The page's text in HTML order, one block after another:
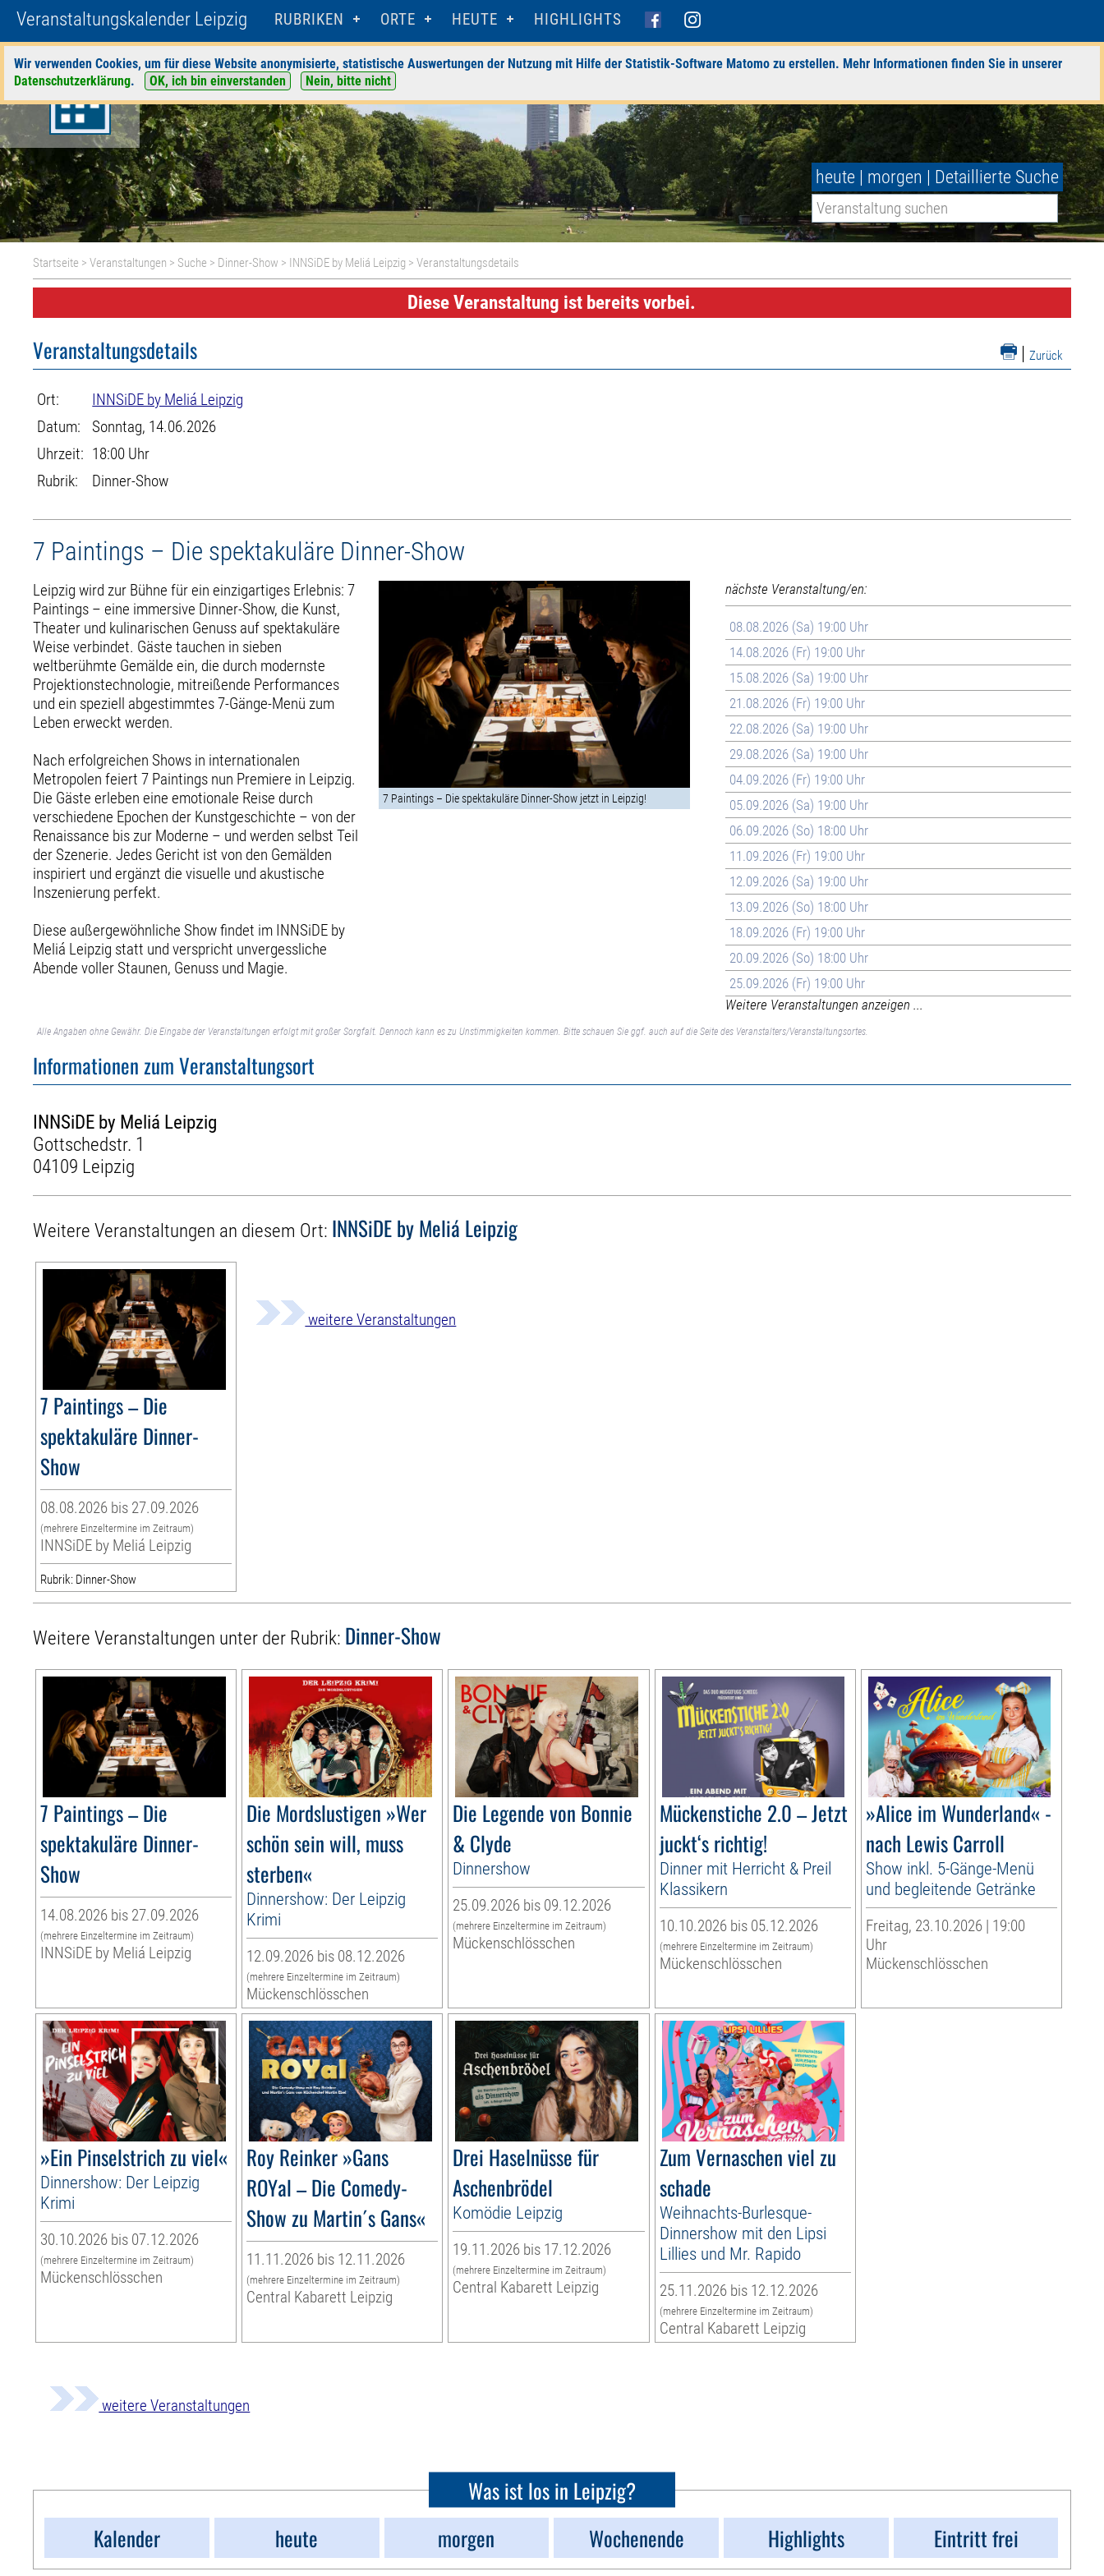
Veranstaltungskalender Leipzig RUBRIKEN ORTE HEUTE HIGHLIGHTS
Wir verwenden Cookies, um für diese Website anonymisierte, statistische Auswertungen der Nutzung mit Hilfe der Statistik-Software Matomo zu erstellen. Mehr Informationen finden Sie in unserer
Datenschutzerklärung. OK, ich bin einverstanden Nein, bitte nicht
heute | morgen | Detaillierte Suche
Startseite >Veranstaltungen > Suche > Dinner-Show > INNSiDE by Meliá Leipzig > Veranstaltungsdetails
Diese Veranstaltung ist bereits vorbei.
| Zurück
Veranstaltungsdetails
Ort:
INNSiDE by Meliá Leipzig
Datum:
Sonntag, 14.06.2026
Uhrzeit: 18:00 Uhr
Rubrik:
Dinner-Show
7 Paintings – Die spektakuläre Dinner-Show
Leipzig wird zur Bühne für ein einzigartiges Erlebnis: 7
Paintings – eine immersive Dinner-Show, die Kunst,
Theater und kulinarischen Genuss auf spektakuläre
Weise verbindet. Gäste tauchen in sieben
weltberühmte Gemälde ein, die durch modernste
Projektionstechnologie, mitreißende Performances
und ein speziell abgestimmtes 7-Gänge-Menü zum
Leben erweckt werden.
Nach erfolgreichen Shows in internationalen
Metropolen feiert 7 Paintings nun Premiere in Leipzig.
Die Gäste erleben eine emotionale Reise durch
verschiedene Epochen der Kunstgeschichte – von der
Renaissance bis zur Moderne – und werden selbst Teil
der Szenerie. Jedes Gericht ist von den Gemälden
inspiriert und ergänzt die visuelle und akustische
Inszenierung perfekt.
Diese außergewöhnliche Show findet im INNSiDE by
Meliá Leipzig statt und verspricht unvergessliche
Abende voller Staunen, Genuss und Magie.
7 Paintings – Die spektakuläre Dinner-Show jetzt in Leipzig!
nächste Veranstaltung/en:
08.08.2026 (Sa) 19:00 Uhr
14.08.2026 (Fr) 19:00 Uhr
15.08.2026 (Sa) 19:00 Uhr
21.08.2026 (Fr) 19:00 Uhr
22.08.2026 (Sa) 19:00 Uhr
29.08.2026 (Sa) 19:00 Uhr
04.09.2026 (Fr) 19:00 Uhr
05.09.2026 (Sa) 19:00 Uhr
06.09.2026 (So) 18:00 Uhr
11.09.2026 (Fr) 19:00 Uhr
12.09.2026 (Sa) 19:00 Uhr
13.09.2026 (So) 18:00 Uhr
18.09.2026 (Fr) 19:00 Uhr
20.09.2026 (So) 18:00 Uhr
25.09.2026 (Fr) 19:00 Uhr
Weitere Veranstaltungen anzeigen ...
Alle Angaben ohne Gewähr. Die Eingabe der Veranstaltungen erfolgt mit großer Sorgfalt. Dennoch kann es zu Unstimmigkeiten kommen. Bitte schauen Sie ggf. auch auf die Seite des Veranstalters/Veranstaltungsortes.
Informationen zum Veranstaltungsort
INNSiDE by Meliá Leipzig
Gottschedstr. 1
04109 Leipzig
Weitere Veranstaltungen an diesem Ort: INNSiDE by Meliá Leipzig
7 Paintings – Die
spektakuläre Dinner-
Show
08.08.2026 bis 27.09.2026
(mehrere Einzeltermine im Zeitraum)
INNSiDE by Meliá Leipzig
Rubrik: Dinner-Show
weitere Veranstaltungen
Weitere Veranstaltungen unter der Rubrik: Dinner-Show
7 Paintings – Die
spektakuläre Dinner-
Show
14.08.2026 bis 27.09.2026
(mehrere Einzeltermine im Zeitraum)
INNSiDE by Meliá Leipzig
Die Mordslustigen »Wer
schön sein will, muss
sterben«
Dinnershow: Der Leipzig
Krimi
12.09.2026 bis 08.12.2026
(mehrere Einzeltermine im Zeitraum)
Mückenschlösschen
Die Legende von Bonnie
& Clyde
Dinnershow
25.09.2026 bis 09.12.2026
(mehrere Einzeltermine im Zeitraum)
Mückenschlösschen
Mückenstiche 2.0 – Jetzt
juckt‘s richtig!
Dinner mit Herricht & Preil
Klassikern
10.10.2026 bis 05.12.2026
(mehrere Einzeltermine im Zeitraum)
Mückenschlösschen
»Alice im Wunderland« -
nach Lewis Carroll
Show inkl. 5-Gänge-Menü
und begleitende Getränke
Freitag, 23.10.2026 | 19:00
Uhr
Mückenschlösschen
»Ein Pinselstrich zu viel«
Dinnershow: Der Leipzig
Krimi
30.10.2026 bis 07.12.2026
(mehrere Einzeltermine im Zeitraum)
Mückenschlösschen
Roy Reinker »Gans
ROYal – Die Comedy-
Show zu Martin´s Gans«
11.11.2026 bis 12.11.2026
(mehrere Einzeltermine im Zeitraum)
Central Kabarett Leipzig
Drei Haselnüsse für
Aschenbrödel
Komödie Leipzig
19.11.2026 bis 17.12.2026
(mehrere Einzeltermine im Zeitraum)
Central Kabarett Leipzig
Zum Vernaschen viel zu
schade
Weihnachts-Burlesque-
Dinnershow mit den Lipsi
Lillies und Mr. Rapido
25.11.2026 bis 12.12.2026
(mehrere Einzeltermine im Zeitraum)
Central Kabarett Leipzig
weitere Veranstaltungen
Was ist los in Leipzig?
Kalender
heute morgen Wochenende Highlights Eintritt frei